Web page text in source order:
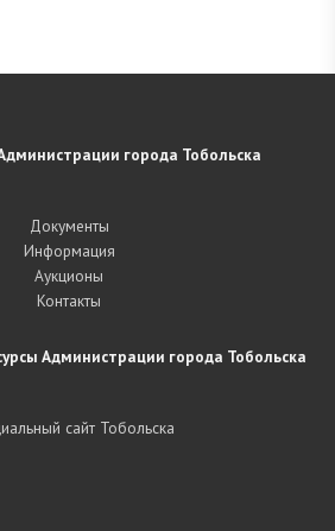
города Тобольска
Документы
Информация
Аукционы
Контакты
Администрации города Тобольска
сайт Тобольска